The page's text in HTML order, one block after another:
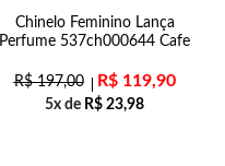
Chinelo Feminino Lança
Perfume 537ch000644 Cafe
R$197,00 R$119,90
5x de R$ 23,98